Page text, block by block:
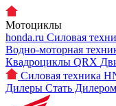
Мотоциклы
honda.ru Силовая
Водно-моторная
Квадроциклы QRX
Силовая техника
Дилеры Стать Дилером